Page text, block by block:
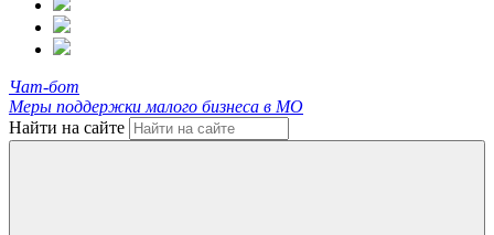
Чат-бот
Меры поддержки малого бизнеса в МО
Найти на сайте